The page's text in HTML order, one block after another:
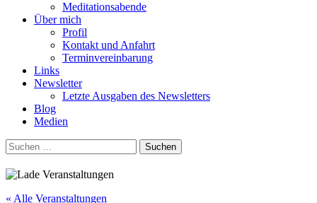
Meditationsabende
Über mich
Profil
Kontakt und Anfahrt
Terminvereinbarung
Links
Newsletter
Letzte Ausgaben des Newsletters
Blog
Medien
Suchen
nach:
« Alle Veranstaltungen